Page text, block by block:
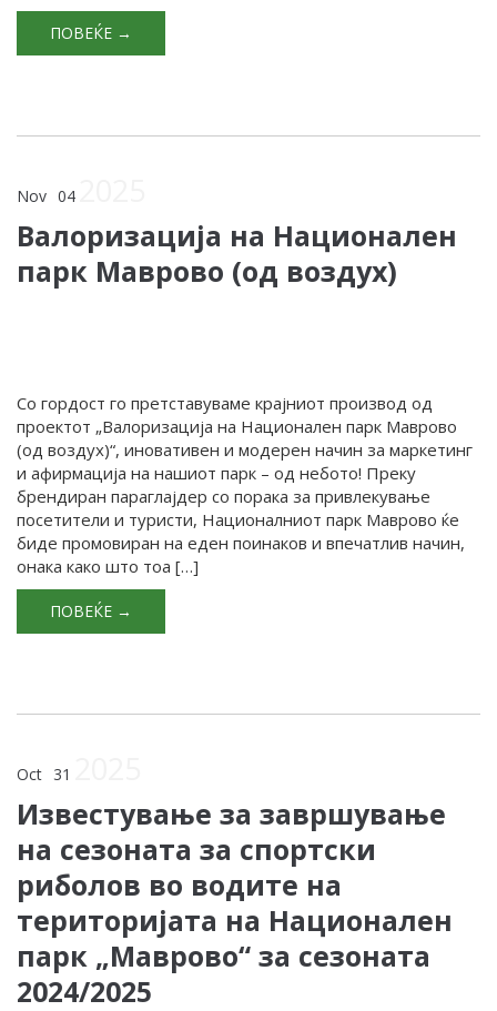
ПОВЕЌЕ →
Nov 04
Валоризација на Национален
парк Маврово (од воздух)
Со гордост го претставуваме крајниот производ од
проектот „Валоризација на Национален парк Маврово
(од воздух)“, иновативен и модерен начин за маркетинг
и афирмација на нашиот парк – од небото! Преку
брендиран параглајдер со порака за привлекување
посетители и туристи, Националниот парк Маврово ќе
биде промовиран на еден поинаков и впечатлив начин,
онака како што тоа […]
ПОВЕЌЕ →
Oct 31
Известување за завршување
на сезоната за спортски
риболов во водите на
територијата на Национален
парк „Маврово“ за сезоната
2024/2025